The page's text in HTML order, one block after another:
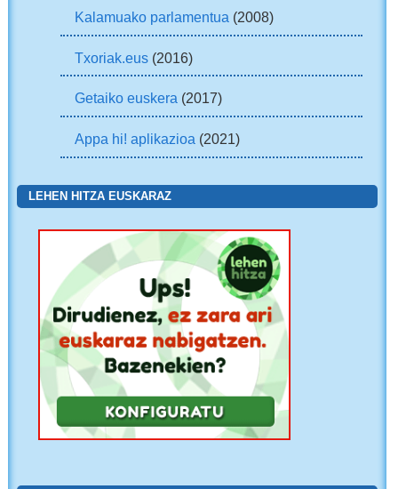
Kalamuako parlamentua (2008)
Txoriak.eus(2016)
Getaiko euskera (2017)
Appa hi! aplikazioa (2021)
LEHEN HITZA EUSKARAZ